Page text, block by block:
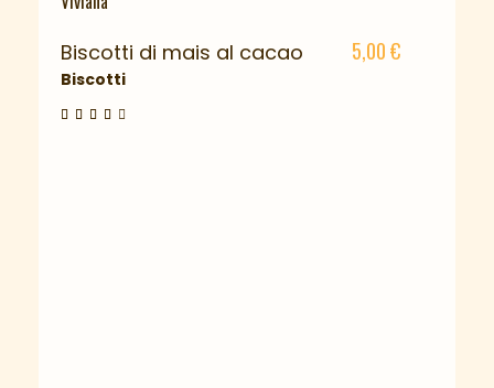
Biscotti di mais al cacao
Biscotti
5,00€